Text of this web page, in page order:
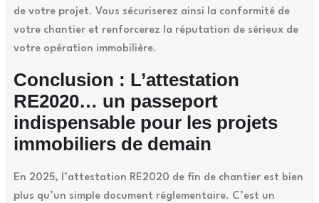
de votre projet. Vous sécuriserez ainsi la conformité de
votre chantier et renforcerez la réputation de sérieux de
votre opération immobilière.
Conclusion : L’attestation
RE2020… un passeport
indispensable pour les projets
immobiliers de demain
En 2025, l’attestation RE2020 de fin de chantier est bien
plus qu’un simple document réglementaire. C’est un